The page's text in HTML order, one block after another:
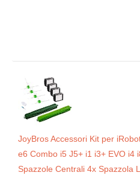
JoyBros Accessori Kit per
e6 Combo i5 J5+ i1 i3+ EVO i4
Spazzole Centrali 4x Spazzola